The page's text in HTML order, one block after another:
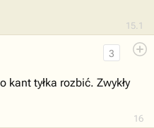
15.1
16
3
kant tyłka rozbić. Zwykły